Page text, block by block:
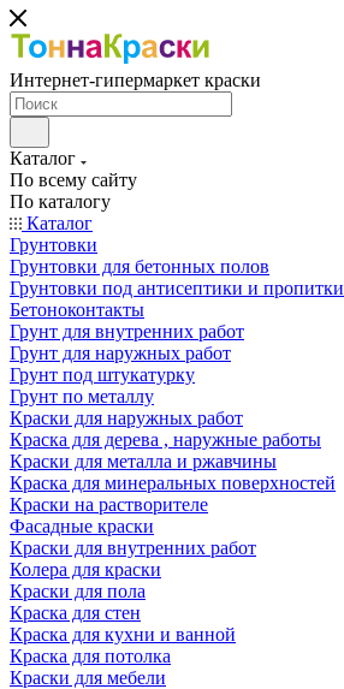
Интернет-гипермаркет краски
Каталог
По всему сайту
По каталогу
Каталог
Грунтовки
Грунтовки для бетонных полов
Грунтовки под антисептики и пропитки
Бетоноконтакты
Грунт для внутренних работ
Грунт для наружных работ
Грунт под штукатурку
Грунт по металлу
Краски для наружных работ
Краска для дерева , наружные работы
Краски для металла и ржавчины
Краска для минеральных поверхностей
Краски на растворителе
Фасадные краски
Краски для внутренних работ
Колера для краски
Краски для пола
Краска для стен
Краска для кухни и ванной
Краска для потолка
Краски для мебели